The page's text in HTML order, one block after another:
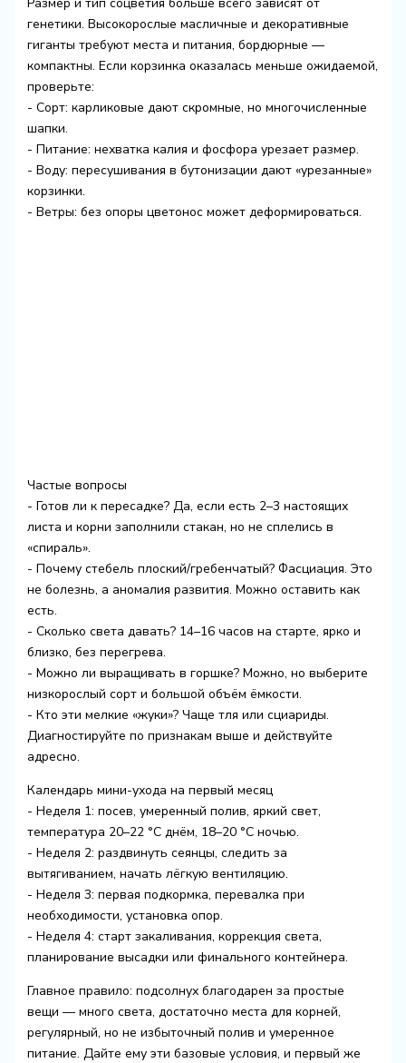
генетики. Высокорослые масличные и декоративные
гиганты требуют места и питания, бордюрные —
компактны. Если корзинка оказалась меньше ожидаемой,
проверьте:
- Сорт: карликовые дают скромные, но многочисленные
шапки.
- Питание: нехватка калия и фосфора урезает размер.
- Воду: пересушивания в бутонизации дают «урезанные»
корзинки.
- Ветры: без опоры цветонос может деформироваться.
Частые вопросы
- Готов ли к пересадке? Да, если есть 2–3 настоящих
листа и корни заполнили стакан, но не сплелись в
«спираль».
- Почему стебель плоский/гребенчатый? Фасциация. Это
не болезнь, а аномалия развития. Можно оставить как
есть.
- Сколько света давать? 14–16 часов на старте, ярко и
близко, без перегрева.
- Можно ли выращивать в горшке? Можно, но выберите
низкорослый сорт и большой объём ёмкости.
- Кто эти мелкие «жуки»? Чаще тля или сциариды.
Диагностируйте по признакам выше и действуйте
адресно.
Календарь мини-ухода на первый месяц
- Неделя 1: посев, умеренный полив, яркий свет,
температура 20–22 °C днём, 18–20 °C ночью.
- Неделя 2: раздвинуть сеянцы, следить за
вытягиванием, начать лёгкую вентиляцию.
- Неделя 3: первая подкормка, перевалка при
необходимости, установка опор.
- Неделя 4: старт закаливания, коррекция света,
планирование высадки или финального контейнера.
Главное правило: подсолнух благодарен за простые
вещи — много света, достаточно места для корней,
регулярный, но не избыточный полив и умеренное
питание. Дайте ему эти базовые условия, и первый же